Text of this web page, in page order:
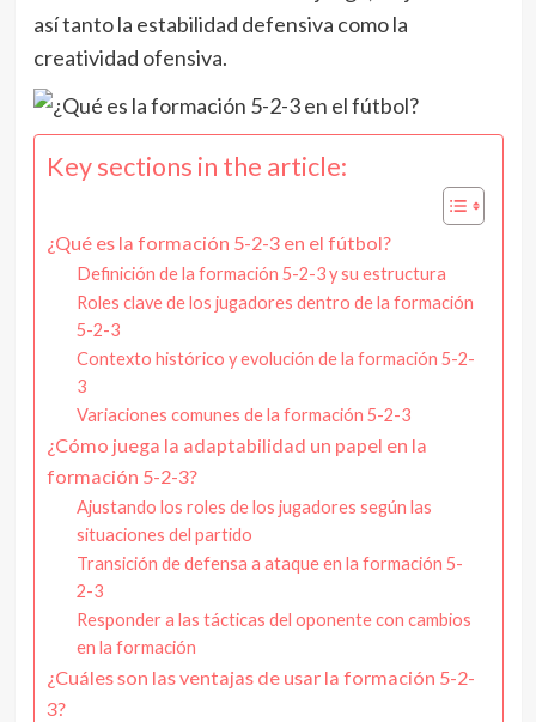
así tanto la estabilidad defensiva como la
creatividad ofensiva.
Key sections in the article:
¿Qué es la formación 5-2-3 en el fútbol?
Definición de la formación 5-2-3 y su estructura
Roles clave de los jugadores dentro de la formación
5-2-3
Contexto histórico y evolución de la formación 5-2-
3
Variaciones comunes de la formación 5-2-3
¿Cómo juega la adaptabilidad un papel en la
formación 5-2-3?
Ajustando los roles de los jugadores según las
situaciones del partido
Transición de defensa a ataque en la formación 5-
2-3
Responder a las tácticas del oponente con cambios
en la formación
¿Cuáles son las ventajas de usar la formación 5-2-
3?